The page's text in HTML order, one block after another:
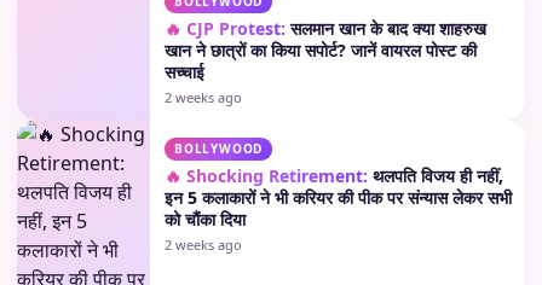
🔥 CJP Protest: सलमान खान के बाद क्या शाहरुख
खान ने छात्रों का किया सपोर्ट? जानें वायरल पोस्ट की
सच्चाई
2 weeks ago
BOLLYWOOD
🔥 Shocking Retirement: थलपति विजय ही नहीं,
इन 5 कलाकारों ने भी करियर की पीक पर संन्यास लेकर सभी
को चौंका दिया
2 weeks ago